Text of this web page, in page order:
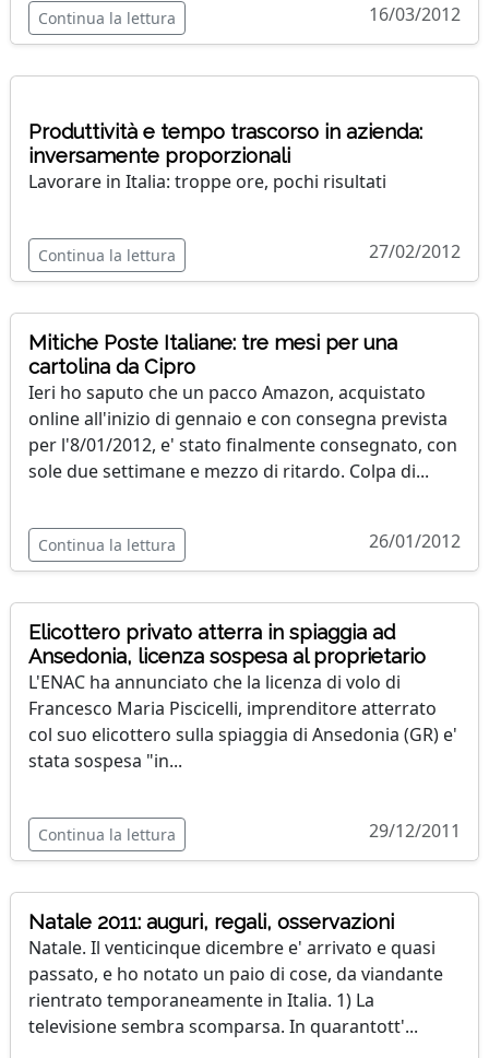
Continua la lettura 16/03/2012
Produttività e tempo trascorso in azienda:
inversamente proporzionali
Lavorare in Italia: troppe ore, pochi risultati
Continua la lettura 27/02/2012
Mitiche Poste Italiane: tre mesi per una
cartolina da Cipro
Ieri ho saputo che un pacco Amazon, acquistato
online all'inizio di gennaio e con consegna prevista
per l'8/01/2012, e' stato finalmente consegnato, con
sole due settimane e mezzo di ritardo. Colpa di...
Continua la lettura 26/01/2012
Elicottero privato atterra in spiaggia ad
Ansedonia, licenza sospesa al proprietario
L'ENAC ha annunciato che la licenza di volo di
Francesco Maria Piscicelli, imprenditore atterrato
col suo elicottero sulla spiaggia di Ansedonia (GR) e'
stata sospesa "in...
Continua la lettura 29/12/2011
Natale 2011: auguri, regali, osservazioni
Natale. Il venticinque dicembre e' arrivato e quasi
passato, e ho notato un paio di cose, da viandante
rientrato temporaneamente in Italia. 1) La
televisione sembra scomparsa. In quarantott'...